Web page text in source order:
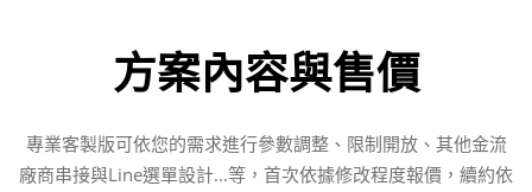
方案內容與售價
專業客製版可依您的需求進行參數調整、限制開放、其他金流
廠商串接與Line選單設計...等，首次依據修改程度報價，續約依